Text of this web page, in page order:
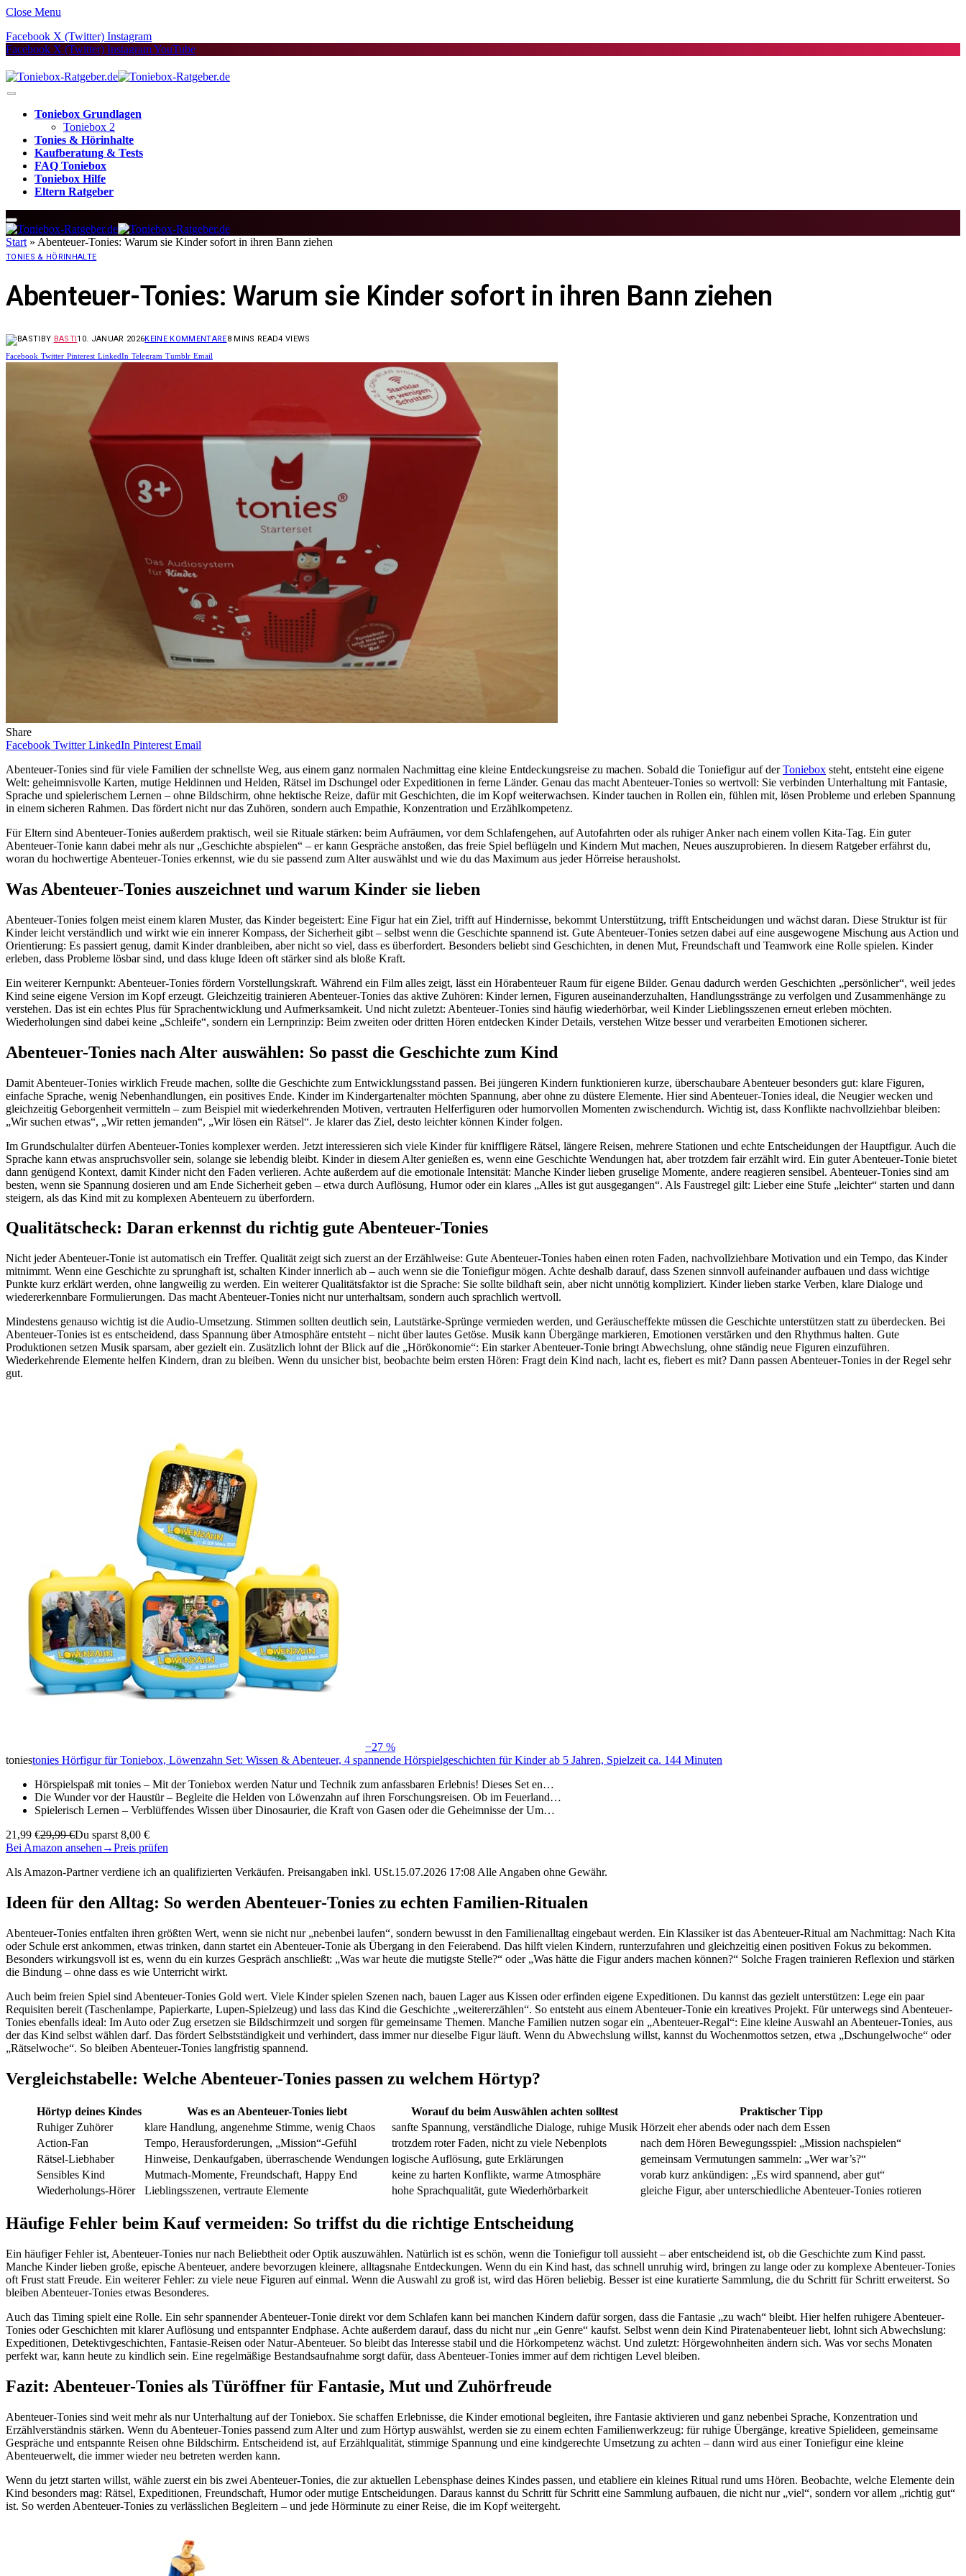
Close Menu
Facebook X (Twitter) Instagram
Facebook X (Twitter) InstagramYouTube
Toniebox Grundlagen
Toniebox 2
Tonies & Hörinhalte
Kaufberatung & Tests
FAQ Toniebox
Toniebox Hilfe
Eltern Ratgeber
Start » Abenteuer-Tonies: Warum sie Kinder sofort in ihren Bann ziehen
TONIES & HÖRINHALTE
Abenteuer-Tonies: Warum sie Kinder sofort in ihren Bann ziehen
BY BASTI10. JANUAR 2026KEINE KOMMENTARE8 MINS READ4 VIEWS
Facebook Twitter Pinterest LinkedIn Telegram Tumblr Email
Share
Facebook Twitter LinkedIn Pinterest Email
Abenteuer-Tonies sind für viele Familien der schnellste Weg, aus einem ganz normalen Nachmittag eine kleine Entdeckungsreise zu machen. Sobald die Toniefigur auf derToniebox steht, entsteht eine eigene
Welt: geheimnisvolle Karten, mutige Heldinnen und Helden, Rätsel im Dschungel oder Expeditionen in ferne Länder. Genau das macht Abenteuer-Tonies so wertvoll: Sie verbinden Unterhaltung mit Fantasie,
Sprache und spielerischem Lernen – ohne Bildschirm, ohne hektische Reize, dafür mit Geschichten, die im Kopf weiterwachsen. Kinder tauchen in Rollen ein, fühlen mit, lösen Probleme und erleben Spannung
in einem sicheren Rahmen. Das fördert nicht nur das Zuhören, sondern auch Empathie, Konzentration und Erzählkompetenz.
Für Eltern sind Abenteuer-Tonies außerdem praktisch, weil sie Rituale stärken: beim Aufräumen, vor dem Schlafengehen, auf Autofahrten oder als ruhiger Anker nach einem vollen Kita-Tag. Ein guter
Abenteuer-Tonie kann dabei mehr als nur „Geschichte abspielen“ – er kann Gespräche anstoßen, das freie Spiel beflügeln und Kindern Mut machen, Neues auszuprobieren. In diesem Ratgeber erfährst du,
woran du hochwertige Abenteuer-Tonies erkennst, wie du sie passend zum Alter auswählst und wie du das Maximum aus jeder Hörreise herausholst.
Was Abenteuer-Tonies auszeichnet und warum Kinder sie lieben
Abenteuer-Tonies folgen meist einem klaren Muster, das Kinder begeistert: Eine Figur hat ein Ziel, trifft auf Hindernisse, bekommt Unterstützung, trifft Entscheidungen und wächst daran. Diese Struktur ist für
Kinder leicht verständlich und wirkt wie ein innerer Kompass, der Sicherheit gibt – selbst wenn die Geschichte spannend ist. Gute Abenteuer-Tonies setzen dabei auf eine ausgewogene Mischung aus Action und
Orientierung: Es passiert genug, damit Kinder dranbleiben, aber nicht so viel, dass es überfordert. Besonders beliebt sind Geschichten, in denen Mut, Freundschaft und Teamwork eine Rolle spielen. Kinder
erleben, dass Probleme lösbar sind, und dass kluge Ideen oft stärker sind als bloße Kraft.
Ein weiterer Kernpunkt: Abenteuer-Tonies fördern Vorstellungskraft. Während ein Film alles zeigt, lässt ein Hörabenteuer Raum für eigene Bilder. Genau dadurch werden Geschichten „persönlicher“, weil jedes
Kind seine eigene Version im Kopf erzeugt. Gleichzeitig trainieren Abenteuer-Tonies das aktive Zuhören: Kinder lernen, Figuren auseinanderzuhalten, Handlungsstränge zu verfolgen und Zusammenhänge zu
verstehen. Das ist ein echtes Plus für Sprachentwicklung und Aufmerksamkeit. Und nicht zuletzt: Abenteuer-Tonies sind häufig wiederhörbar, weil Kinder Lieblingsszenen erneut erleben möchten.
Wiederholungen sind dabei keine „Schleife“, sondern ein Lernprinzip: Beim zweiten oder dritten Hören entdecken Kinder Details, verstehen Witze besser und verarbeiten Emotionen sicherer.
Abenteuer-Tonies nach Alter auswählen: So passt die Geschichte zum Kind
Damit Abenteuer-Tonies wirklich Freude machen, sollte die Geschichte zum Entwicklungsstand passen. Bei jüngeren Kindern funktionieren kurze, überschaubare Abenteuer besonders gut: klare Figuren,
einfache Sprache, wenig Nebenhandlungen, ein positives Ende. Kinder im Kindergartenalter möchten Spannung, aber ohne zu düstere Elemente. Hier sind Abenteuer-Tonies ideal, die Neugier wecken und
gleichzeitig Geborgenheit vermitteln – zum Beispiel mit wiederkehrenden Motiven, vertrauten Helferfiguren oder humorvollen Momenten zwischendurch. Wichtig ist, dass Konflikte nachvollziehbar bleiben:
„Wir suchen etwas“, „Wir retten jemanden“, „Wir lösen ein Rätsel“. Je klarer das Ziel, desto leichter können Kinder folgen.
Im Grundschulalter dürfen Abenteuer-Tonies komplexer werden. Jetzt interessieren sich viele Kinder für kniffligere Rätsel, längere Reisen, mehrere Stationen und echte Entscheidungen der Hauptfigur. Auch die
Sprache kann etwas anspruchsvoller sein, solange sie lebendig bleibt. Kinder in diesem Alter genießen es, wenn eine Geschichte Wendungen hat, aber trotzdem fair erzählt wird. Ein guter Abenteuer-Tonie bietet
dann genügend Kontext, damit Kinder nicht den Faden verlieren. Achte außerdem auf die emotionale Intensität: Manche Kinder lieben gruselige Momente, andere reagieren sensibel. Abenteuer-Tonies sind am
besten, wenn sie Spannung dosieren und am Ende Sicherheit geben – etwa durch Auflösung, Humor oder ein klares „Alles ist gut ausgegangen“. Als Faustregel gilt: Lieber eine Stufe „leichter“ starten und dann
steigern, als das Kind mit zu komplexen Abenteuern zu überfordern.
Qualitätscheck: Daran erkennst du richtig gute Abenteuer-Tonies
Nicht jeder Abenteuer-Tonie ist automatisch ein Treffer. Qualität zeigt sich zuerst an der Erzählweise: Gute Abenteuer-Tonies haben einen roten Faden, nachvollziehbare Motivation und ein Tempo, das Kinder
mitnimmt. Wenn eine Geschichte zu sprunghaft ist, schalten Kinder innerlich ab – auch wenn sie die Toniefigur mögen. Achte deshalb darauf, dass Szenen sinnvoll aufeinander aufbauen und dass wichtige
Punkte kurz erklärt werden, ohne langweilig zu werden. Ein weiterer Qualitätsfaktor ist die Sprache: Sie sollte bildhaft sein, aber nicht unnötig kompliziert. Kinder lieben starke Verben, klare Dialoge und
wiedererkennbare Formulierungen. Das macht Abenteuer-Tonies nicht nur unterhaltsam, sondern auch sprachlich wertvoll.
Mindestens genauso wichtig ist die Audio-Umsetzung. Stimmen sollten deutlich sein, Lautstärke-Sprünge vermieden werden, und Geräuscheffekte müssen die Geschichte unterstützen statt zu überdecken. Bei
Abenteuer-Tonies ist es entscheidend, dass Spannung über Atmosphäre entsteht – nicht über lautes Getöse. Musik kann Übergänge markieren, Emotionen verstärken und den Rhythmus halten. Gute
Produktionen setzen Musik sparsam, aber gezielt ein. Zusätzlich lohnt der Blick auf die „Hörökonomie“: Ein starker Abenteuer-Tonie bringt Abwechslung, ohne ständig neue Figuren einzuführen.
Wiederkehrende Elemente helfen Kindern, dran zu bleiben. Wenn du unsicher bist, beobachte beim ersten Hören: Fragt dein Kind nach, lacht es, fiebert es mit? Dann passen Abenteuer-Tonies in der Regel sehr
gut.
−27 %
toniestonies Hörfigur für Toniebox, Löwenzahn Set: Wissen & Abenteuer, 4 spannende Hörspielgeschichten für Kinder ab 5 Jahren, Spielzeit ca. 144 Minuten
Hörspielspaß mit tonies – Mit der Toniebox werden Natur und Technik zum anfassbaren Erlebnis! Dieses Set en…
Die Wunder vor der Haustür – Begleite die Helden von Löwenzahn auf ihren Forschungsreisen. Ob im Feuerland…
Spielerisch Lernen – Verblüffendes Wissen über Dinosaurier, die Kraft von Gasen oder die Geheimnisse der Um…
21,99 €29,99 €Du sparst 8,00 €
Bei Amazon ansehen →Preis prüfen
Als Amazon-Partner verdiene ich an qualifizierten Verkäufen. Preisangaben inkl. USt.15.07.2026 17:08 Alle Angaben ohne Gewähr.
Ideen für den Alltag: So werden Abenteuer-Tonies zu echten Familien-Ritualen
Abenteuer-Tonies entfalten ihren größten Wert, wenn sie nicht nur „nebenbei laufen“, sondern bewusst in den Familienalltag eingebaut werden. Ein Klassiker ist das Abenteuer-Ritual am Nachmittag: Nach Kita
oder Schule erst ankommen, etwas trinken, dann startet ein Abenteuer-Tonie als Übergang in den Feierabend. Das hilft vielen Kindern, runterzufahren und gleichzeitig einen positiven Fokus zu bekommen.
Besonders wirkungsvoll ist es, wenn du ein kurzes Gespräch anschließt: „Was war heute die mutigste Stelle?“ oder „Was hätte die Figur anders machen können?“ Solche Fragen trainieren Reflexion und stärken
die Bindung – ohne dass es wie Unterricht wirkt.
Auch beim freien Spiel sind Abenteuer-Tonies Gold wert. Viele Kinder spielen Szenen nach, bauen Lager aus Kissen oder erfinden eigene Expeditionen. Du kannst das gezielt unterstützen: Lege ein paar
Requisiten bereit (Taschenlampe, Papierkarte, Lupen-Spielzeug) und lass das Kind die Geschichte „weitererzählen“. So entsteht aus einem Abenteuer-Tonie ein kreatives Projekt. Für unterwegs sind Abenteuer-
Tonies ebenfalls ideal: Im Auto oder Zug ersetzen sie Bildschirmzeit und sorgen für gemeinsame Themen. Manche Familien nutzen sogar ein „Abenteuer-Regal“: Eine kleine Auswahl an Abenteuer-Tonies, aus
der das Kind selbst wählen darf. Das fördert Selbstständigkeit und verhindert, dass immer nur dieselbe Figur läuft. Wenn du Abwechslung willst, kannst du Wochenmottos setzen, etwa „Dschungelwoche“ oder
„Rätselwoche“. So bleiben Abenteuer-Tonies langfristig spannend.
Vergleichstabelle: Welche Abenteuer-Tonies passen zu welchem Hörtyp?
Hörtyp deines Kindes Was es an Abenteuer-Tonies liebt Worauf du beim Auswählen achten solltest
Praktischer Tipp
Ruhiger Zuhörer
klare Handlung, angenehme Stimme, wenig Chaos sanfte Spannung, verständliche Dialoge, ruhige Musik Hörzeit eher abends oder nach dem Essen
Action-Fan
Tempo, Herausforderungen, „Mission“-Gefühl trotzdem roter Faden, nicht zu viele Nebenplots
nach dem Hören Bewegungsspiel: „Mission nachspielen“
Rätsel-Liebhaber
Hinweise, Denkaufgaben, überraschende Wendungen logische Auflösung, gute Erklärungen
gemeinsam Vermutungen sammeln: „Wer war’s?“
Sensibles Kind
Mutmach-Momente, Freundschaft, Happy End keine zu harten Konflikte, warme Atmosphäre
vorab kurz ankündigen: „Es wird spannend, aber gut“
Wiederholungs-Hörer
Lieblingsszenen, vertraute Elemente hohe Sprachqualität, gute Wiederhörbarkeit gleiche Figur, aber unterschiedliche Abenteuer-Tonies rotieren
Häufige Fehler beim Kauf vermeiden: So triffst du die richtige Entscheidung
Ein häufiger Fehler ist, Abenteuer-Tonies nur nach Beliebtheit oder Optik auszuwählen. Natürlich ist es schön, wenn die Toniefigur toll aussieht – aber entscheidend ist, ob die Geschichte zum Kind passt.
Manche Kinder lieben große, epische Abenteuer, andere bevorzugen kleinere, alltagsnahe Entdeckungen. Wenn du ein Kind hast, das schnell unruhig wird, bringen zu lange oder zu komplexe Abenteuer-Tonies
oft Frust statt Freude. Ein weiterer Fehler: zu viele neue Figuren auf einmal. Wenn die Auswahl zu groß ist, wird das Hören beliebig. Besser ist eine kuratierte Sammlung, die du Schritt für Schritt erweiterst. So
bleiben Abenteuer-Tonies etwas Besonderes.
Auch das Timing spielt eine Rolle. Ein sehr spannender Abenteuer-Tonie direkt vor dem Schlafen kann bei manchen Kindern dafür sorgen, dass die Fantasie „zu wach“ bleibt. Hier helfen ruhigere Abenteuer-
Tonies oder Geschichten mit klarer Auflösung und entspannter Endphase. Achte außerdem darauf, dass du nicht nur „ein Genre“ kaufst. Selbst wenn dein Kind Piratenabenteuer liebt, lohnt sich Abwechslung:
Expeditionen, Detektivgeschichten, Fantasie-Reisen oder Natur-Abenteuer. So bleibt das Interesse stabil und die Hörkompetenz wächst. Und zuletzt: Hörgewohnheiten ändern sich. Was vor sechs Monaten
perfekt war, kann heute zu kindlich sein. Eine regelmäßige Bestandsaufnahme sorgt dafür, dass Abenteuer-Tonies immer auf dem richtigen Level bleiben.
Fazit: Abenteuer-Tonies als Türöffner für Fantasie, Mut und Zuhörfreude
Abenteuer-Tonies sind weit mehr als nur Unterhaltung auf der Toniebox. Sie schaffen Erlebnisse, die Kinder emotional begleiten, ihre Fantasie aktivieren und ganz nebenbei Sprache, Konzentration und
Erzählverständnis stärken. Wenn du Abenteuer-Tonies passend zum Alter und zum Hörtyp auswählst, werden sie zu einem echten Familienwerkzeug: für ruhige Übergänge, kreative Spielideen, gemeinsame
Gespräche und entspannte Reisen ohne Bildschirm. Entscheidend ist, auf Erzählqualität, stimmige Spannung und eine kindgerechte Umsetzung zu achten – dann wird aus einer Toniefigur eine kleine
Abenteuerwelt, die immer wieder neu betreten werden kann.
Wenn du jetzt starten willst, wähle zuerst ein bis zwei Abenteuer-Tonies, die zur aktuellen Lebensphase deines Kindes passen, und etabliere ein kleines Ritual rund ums Hören. Beobachte, welche Elemente dein
Kind besonders mag: Rätsel, Expeditionen, Freundschaft, Humor oder mutige Entscheidungen. Daraus kannst du Schritt für Schritt eine Sammlung aufbauen, die nicht nur „viel“, sondern vor allem „richtig gut“
ist. So werden Abenteuer-Tonies zu verlässlichen Begleitern – und jede Hörminute zu einer Reise, die im Kopf weitergeht.